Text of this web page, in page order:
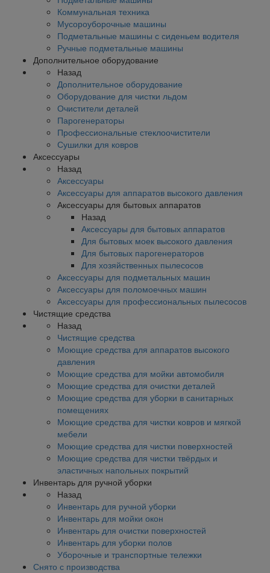
Коммунальная техника
Мусороуборочные машины
Подметальные машины с сиденьем водителя
Ручные подметальные машины
Дополнительное оборудование
Назад
Дополнительное оборудование
Оборудование для чистки льдом
Очистители деталей
Парогенераторы
Профессиональные стеклоочистители
Сушилки для ковров
Аксессуары
Назад
Аксессуары
Аксессуары для аппаратов высокого давления
Аксессуары для бытовых аппаратов
Назад
Аксессуары для бытовых аппаратов
Для бытовых моек высокого давления
Для бытовых парогенераторов
Для хозяйственных пылесосов
Аксессуары для подметальных машин
Аксессуары для поломоечных машин
Аксессуары для профессиональных пылесосов
Чистящие средства
Назад
Чистящие средства
Моющие средства для аппаратов высокого
давления
Моющие средства для мойки автомобиля
Моющие средства для очистки деталей
Моющие средства для уборки в санитарных
помещениях
Моющие средства для чистки ковров и мягкой
мебели
Моющие средства для чистки поверхностей
Моющие средства для чистки твёрдых и
эластичных напольных покрытий
Инвентарь для ручной уборки
Назад
Инвентарь для ручной уборки
Инвентарь для мойки окон
Инвентарь для очистки поверхностей
Инвентарь для уборки полов
Уборочные и транспортные тележки
Снято с производства